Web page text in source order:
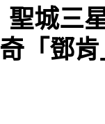
聖城三
奇「鄧